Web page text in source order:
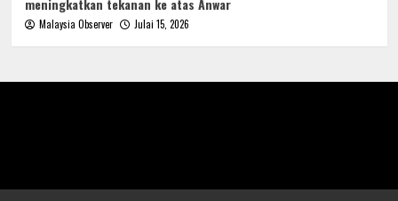
meningkatkan tekanan ke atas Anwar
Malaysia Observer Julai 15, 2026